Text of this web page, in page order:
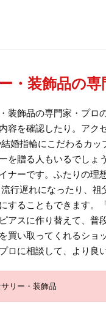
・装飾品の
装飾品の専門家・プロ
容を確認したり。アク
婚指輪にこだわるカッ
を贈る人もいるでしょ
ナーです。ふたりの理
行遅れになったり、
することもできます。
アスに作り替えて、普
買い取ってくれるショ
ロに相談して、より良
リー・装飾品